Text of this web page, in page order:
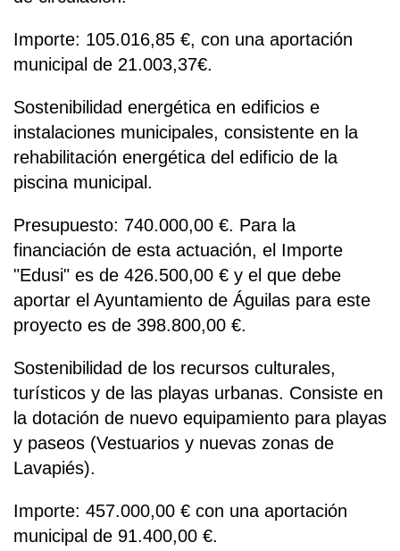
Importe: 105.016,85 €, con una aportación
municipal de 21.003,37€.
Sostenibilidad energética en edificios e
instalaciones municipales, consistente en la
rehabilitación energética del edificio de la
piscina municipal.
Presupuesto: 740.000,00 €. Para la
financiación de esta actuación, el Importe
"Edusi" es de 426.500,00 € y el que debe
aportar el Ayuntamiento de Águilas para este
proyecto es de 398.800,00 €.
Sostenibilidad de los recursos culturales,
turísticos y de las playas urbanas. Consiste en
la dotación de nuevo equipamiento para playas
y paseos (Vestuarios y nuevas zonas de
Lavapiés).
Importe: 457.000,00 € con una aportación
municipal de 91.400,00 €.